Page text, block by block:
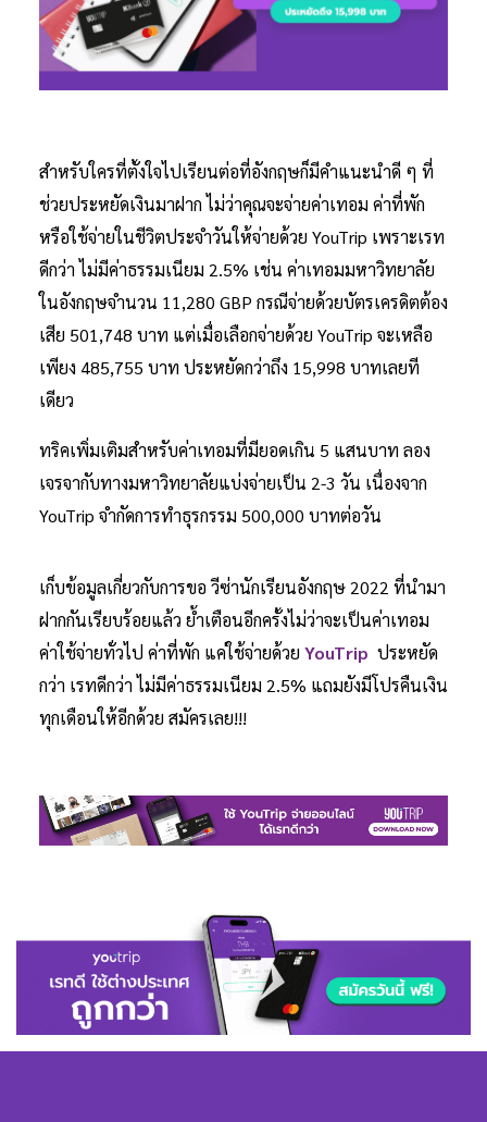
สำหรับใครที่ตั้งใจไปเรียนต่อที่อังกฤษก็มีคำแนะนำดี ๆ ที่
ช่วยประหยัดเงินมาฝาก ไม่ว่าคุณจะจ่ายค่าเทอม ค่าที่พัก
หรือใช้จ่ายในชีวิตประจำวันให้จ่ายด้วย YouTrip เพราะเรท
ดีกว่า ไม่มีค่าธรรมเนียม 2.5% เช่น ค่าเทอมมหาวิทยาลัย
ในอังกฤษจำนวน 11,280 GBP กรณีจ่ายด้วยบัตรเครดิตต้อง
เสีย 501,748 บาท แต่เมื่อเลือกจ่ายด้วย YouTrip จะเหลือ
เพียง 485,755 บาท ประหยัดกว่าถึง 15,998 บาทเลยที
เดียว
ทริคเพิ่มเติมสำหรับค่าเทอมที่มียอดเกิน 5 แสนบาท ลอง
เจรจากับทางมหาวิทยาลัยแบ่งจ่ายเป็น 2-3 วัน เนื่องจาก
YouTrip จำกัดการทำธุรกรรม 500,000 บาทต่อวัน
เก็บข้อมูลเกี่ยวกับการขอ วีซ่านักเรียนอังกฤษ 2022 ที่นำมา
ฝากกันเรียบร้อยแล้ว ย้ำเตือนอีกครั้งไม่ว่าจะเป็นค่าเทอม
ค่าใช้จ่ายทั่วไป ค่าที่พัก แค่ใช้จ่ายด้วย YouTrip ประหยัด
กว่า เรทดีกว่า ไม่มีค่าธรรมเนียม 2.5% แถมยังมีโปรคืนเงิน
ทุกเดือนให้อีกด้วย สมัครเลย!!!